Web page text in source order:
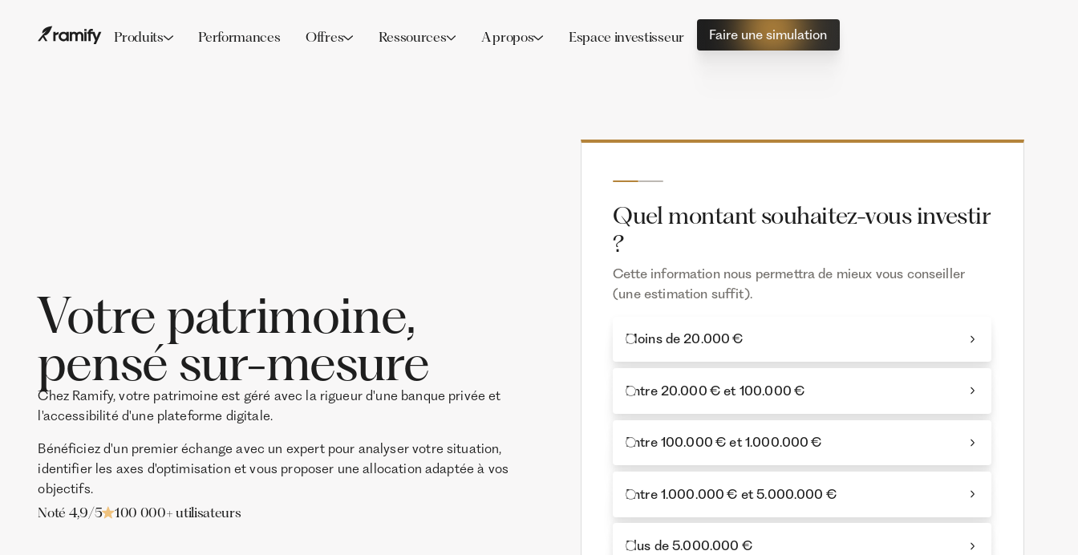
Produits Performances Offres Ressources A propos Espace investisseur Faire une simulation
Votre patrimoine,
pensé sur-mesure
Chez Ramify, votre patrimoine est géré avec la rigueur d'une banque privée et
l'accessibilité d'une plateforme digitale.
Bénéficiez d'un premier échange avec un expert pour analyser votre situation,
identifier les axes d'optimisation et vous proposer une allocation adaptée à vos
objectifs.
Noté 4,9/5
100 000+ utilisateurs
Quel montant souhaitez-vous investir
?
Cette information nous permettra de mieux vous conseiller
(une estimation suffit).
Moins de 20.000 €
Entre 20.000 € et 100.000 €
Entre 100.000 € et 1.000.000 €
Entre 1.000.000 € et 5.000.000 €
Plus de 5.000.000 €